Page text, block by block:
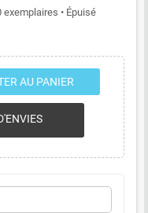
• Épuisé
AU PANIER